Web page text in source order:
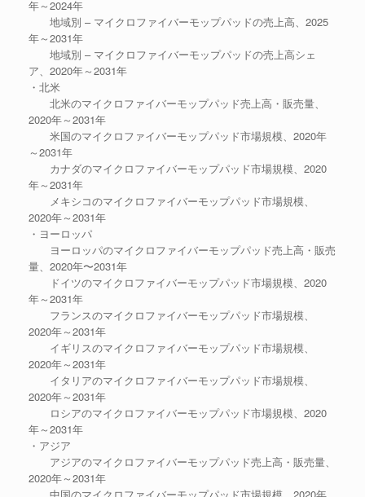
年～2024年
地域別 – マイクロファイバーモップパッドの売上高、2025
年～2031年
地域別 – マイクロファイバーモップパッドの売上高シェ
ア、2020年～2031年
・北米
北米のマイクロファイバーモップパッド売上高・販売量、
2020年～2031年
米国のマイクロファイバーモップパッド市場規模、2020年
～2031年
カナダのマイクロファイバーモップパッド市場規模、2020
年～2031年
メキシコのマイクロファイバーモップパッド市場規模、
2020年～2031年
・ヨーロッパ
ヨーロッパのマイクロファイバーモップパッド売上高・販売
量、2020年〜2031年
ドイツのマイクロファイバーモップパッド市場規模、2020
年～2031年
フランスのマイクロファイバーモップパッド市場規模、
2020年～2031年
イギリスのマイクロファイバーモップパッド市場規模、
2020年～2031年
イタリアのマイクロファイバーモップパッド市場規模、
2020年～2031年
ロシアのマイクロファイバーモップパッド市場規模、2020
年～2031年
・アジア
アジアのマイクロファイバーモップパッド売上高・販売量、
2020年～2031年
中国のマイクロファイバーモップパッド市場規模、2020年